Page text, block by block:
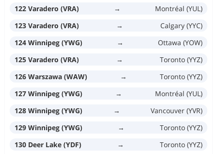
122 Varadero (VRA)
→
Montréal (YUL)
123 Varadero (VRA)
→
Calgary (YYC)
124 Winnipeg (YWG)
→
Ottawa (YOW)
125 Varadero (VRA)
→
Toronto (YYZ)
126 Warszawa (WAW)
→
Toronto (YYZ)
127 Winnipeg (YWG)
→
Montréal (YUL)
128 Winnipeg (YWG)
→
Vancouver (YVR)
129 Winnipeg (YWG)
→
Toronto (YYZ)
130 Deer Lake (YDF)
→
Toronto (YYZ)